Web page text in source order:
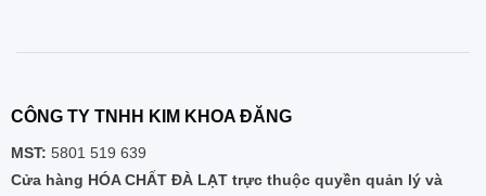
CÔNG TY TNHH KIM KHOA ĐĂNG
MST: 5801 519 639
Cửa hàng HÓA CHẤT ĐÀ LẠT trực thuộc quyền quản lý và